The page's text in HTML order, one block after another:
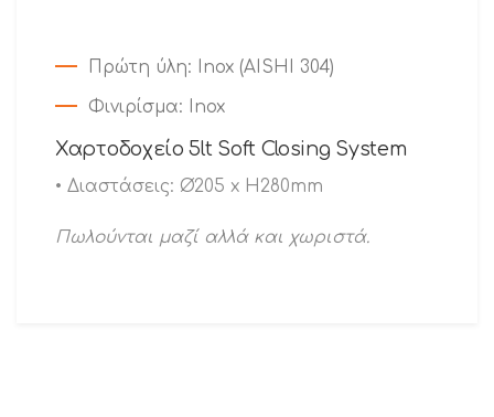
Πρώτη ύλη: Inox (AISHI 304)
Φινιρίσμα: Inox
Χαρτοδοχείο 5lt Soft Closing System
• Διαστάσεις: Ø205 x H280mm
Πωλούνται μαζί αλλά και χωριστά.